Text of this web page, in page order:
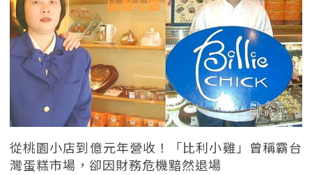
從桃園小店到億元年營收！「比利小雞」曾稱霸台
灣蛋糕市場，卻因財務危機黯然退場